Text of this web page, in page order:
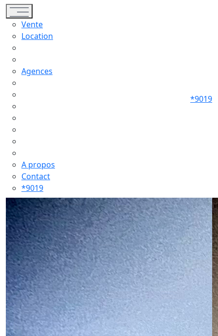
Toggle navigation
Vente
Location
Agences
A propos
Contact
*9019
*9019